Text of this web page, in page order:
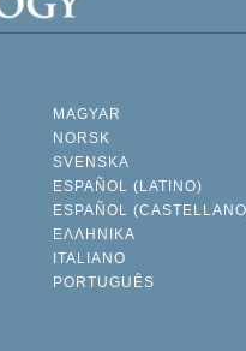
MAGYAR
NORSK
SVENSKA
ESPAÑOL (LATINO)
ESPAÑOL
ΕΛΛΗΝΙΚA
ITALIANO
PORTUGUÊS